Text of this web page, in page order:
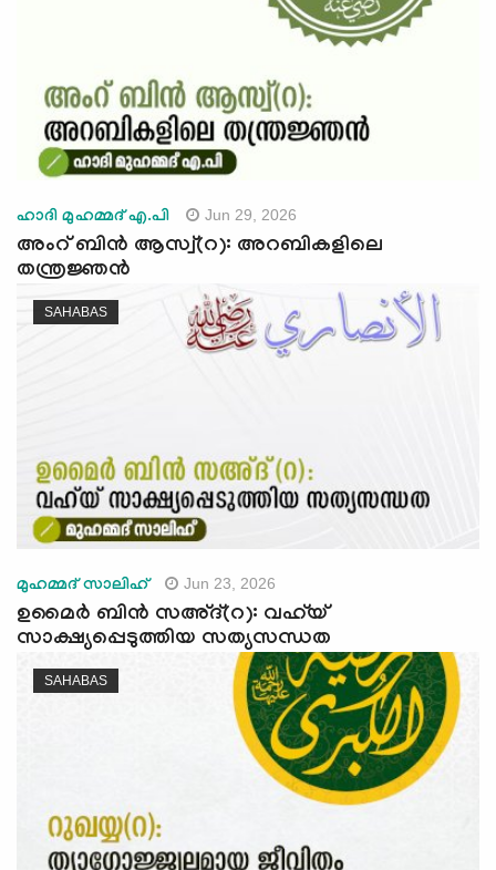
a
t
i
o
ഹാദി മുഹമ്മദ് എ.പി Jun 29, 2026
അംറ് ബിൻ ആസ്വ്(റ): അറബികളിലെ
തന്ത്രജ്ഞന്‍
SAHABAS
മുഹമ്മദ് സാലിഹ് Jun 23, 2026
ഉമൈർ ബിൻ സഅ്ദ്(റ): വഹ്‌യ്
സാക്ഷ്യപ്പെടുത്തിയ സത്യസന്ധത
SAHABAS